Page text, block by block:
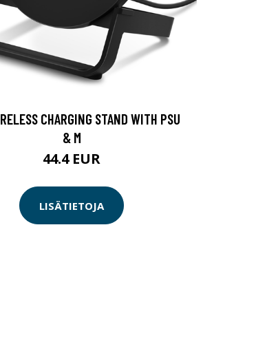
CHARGING STAND WITH PSU
& M
44.4 EUR
LISÄTIETOJA